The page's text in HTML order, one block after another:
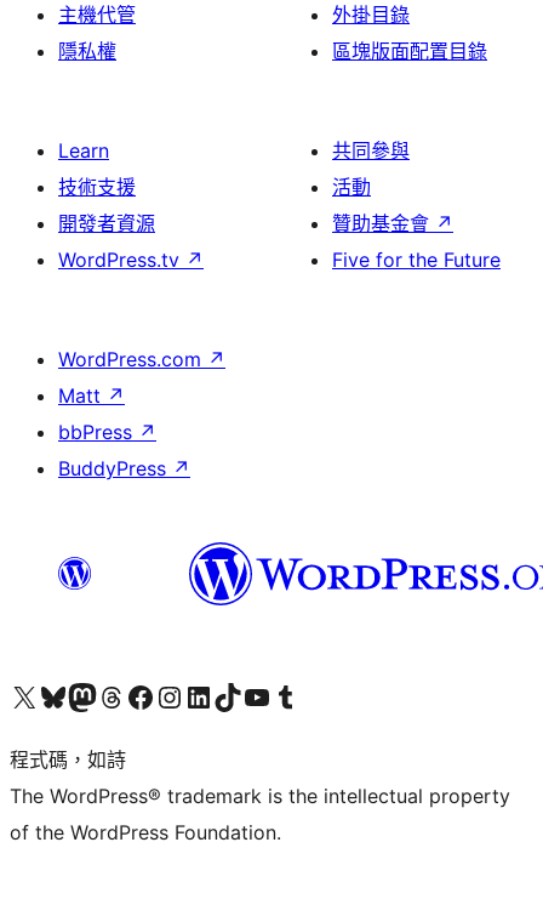
主機代管
隱私權
外掛目錄
區塊版面配置目錄
Learn
技術支援
開發者資源
WordPress.tv ↗
共同參與
活動
贊助基金會 ↗
Five for the Future
WordPress.com ↗
Matt ↗
bbPress ↗
BuddyPress ↗
查看我們的 X (之前的 Twitter) 帳號造訪我們的 Bluesky 帳號造訪我們的 Mastodon 帳號造訪我們的 Threads 帳號 造訪我們的 Facebook 粉絲專頁Visit our Instagram account
Visit our LinkedIn account
造訪我們的 TikTok 帳號Visit our YouTube channel
造訪我們的 Tumblr 帳號
程式碼，如詩
The WordPress® trademark is the intellectual property
of the WordPress Foundation.